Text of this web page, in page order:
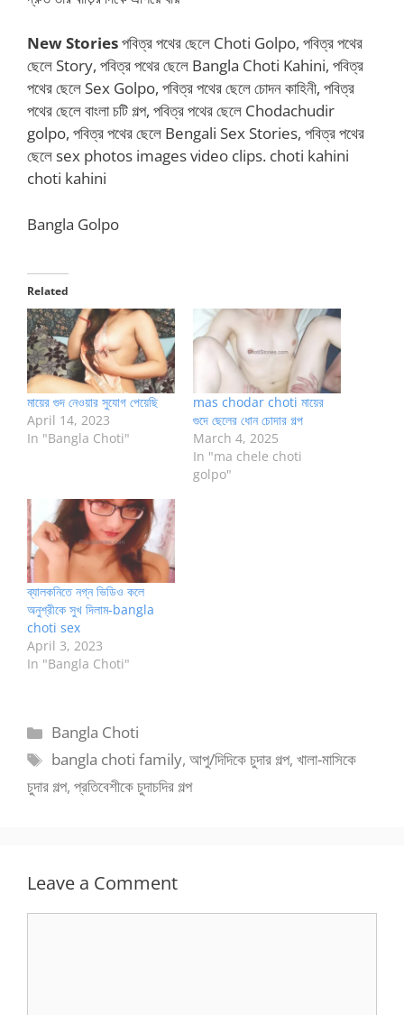
New Storiesপবিত্র পথের ছেলে Choti Golpo, পবিত্র পথের
ছেলে Story, পবিত্র পথের ছেলে Bangla Choti Kahini, পবিত্র
পথের ছেলে Sex Golpo, পবিত্র পথের ছেলে চোদন কাহিনী, পবিত্র
পথের ছেলে বাংলা চটি গল্প, পবিত্র পথের ছেলে Chodachudir
golpo, পবিত্র পথের ছেলে Bengali Sex Stories, পবিত্র পথের
ছেলে sex photos images video clips. choti kahini
choti kahini
Bangla Golpo
Related
মায়ের গুদ নেওয়ার সুযোগ পেয়েছি
April 14, 2023
In "Bangla Choti"
mas chodar choti মায়ের
গুদে ছেলের ধোন চোদার গল্প
March 4, 2025
In "ma chele choti
golpo"
ব্যালকনিতে নগ্ন ভিডিও কলে
অনুশ্রীকে সুখ দিলাম-bangla
choti sex
April 3, 2023
In "Bangla Choti"
Categories
Bangla Choti
Tags
bangla choti family,আপু/দিদিকে চুদার গল্প,খালা-মাসিকে
চুদার গল্প, প্রতিবেশীকে চুদাচদির গল্প
Leave a Comment